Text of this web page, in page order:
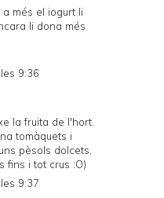
a més el iogurt li
li dona més
9:36
la fruita de l'hort.
tomàquets i
pèsols dolcets,
fins i tot crus :O)
9:37